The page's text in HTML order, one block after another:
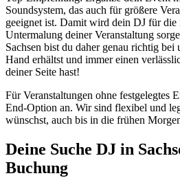
Soundsystem, das auch für größere
geeignet ist. Damit wird dein DJ für die
Untermalung deiner Veranstaltung
Sachsen bist du daher genau richtig bei
Hand erhältst und immer einen
deiner Seite hast!
Für Veranstaltungen ohne festgelegtes
End-Option an. Wir sind flexibel und
wünschst, auch bis in die frühen
Deine Suche DJ in
Buchung